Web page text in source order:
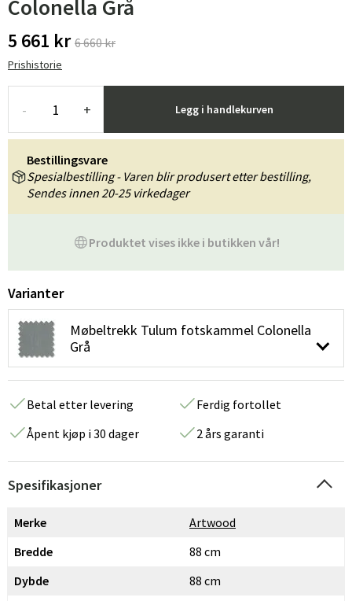
Colonella Grå
5 661 kr 6 660 kr
Prishistorie
- + Legg i handlekurven
Produktet vises ikke i butikken vår!
Bestillingsvare
Spesialbestilling - Varen blir produsert etter bestilling,
Sendes innen 20-25 virkedager
Varianter
Møbeltrekk Tulum fotskammel Colonella
Grå
Betal etter levering
Ferdig fortollet
Åpent kjøp i 30 dager
2 års garanti
Spesifikasjoner
Merke
Artwood
Bredde
88 cm
Dybde
88 cm